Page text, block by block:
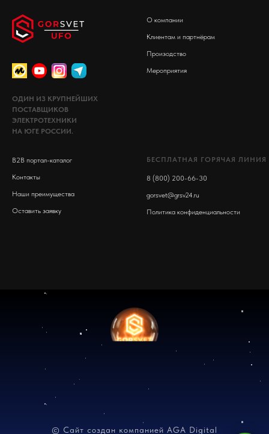
ОДИН ИЗ КРУПНЕЙШИХ
ПОСТАВЩИКОВ
ЭЛЕКТРОТЕХНИКИ
НА ЮГЕ РОССИИ.
О компании
Клиентам и партнёрам
Произодство
Мероприятия
В2В портал-каталог
Контакты
Наши преимущества
Оставить заявку
БЕСПЛАТНАЯ ГОРЯЧАЯ ЛИНИЯ
8 (800) 200-66-30
gorsvet@grsv24.ru
Политика конфиденциальности
© Сайт создан компанией AGA Digital